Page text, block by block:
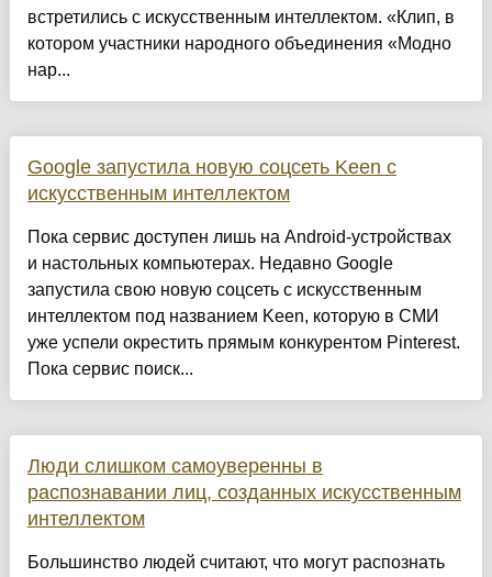
встретились с искусственным интеллектом. «Клип, в
котором участники народного объединения «Модно
нар...
Google запустила новую соцсеть Keen с
искусственным интеллектом
Пока сервис доступен лишь на Android-устройствах
и настольных компьютерах. Недавно Google
запустила свою новую соцсеть с искусственным
интеллектом под названием Keen, которую в СМИ
уже успели окрестить прямым конкурентом Pinterest.
Пока сервис поиск...
Люди слишком самоуверенны в
распознавании лиц, созданных искусственным
интеллектом
Большинство людей считают, что могут распознать